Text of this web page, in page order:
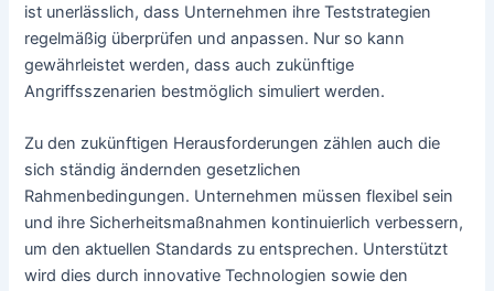
ist unerlässlich, dass Unternehmen ihre Teststrategien
regelmäßig überprüfen und anpassen. Nur so kann
gewährleistet werden, dass auch zukünftige
Angriffsszenarien bestmöglich simuliert werden.
Zu den zukünftigen Herausforderungen zählen auch die
sich ständig ändernden gesetzlichen
Rahmenbedingungen. Unternehmen müssen flexibel sein
und ihre Sicherheitsmaßnahmen kontinuierlich verbessern,
um den aktuellen Standards zu entsprechen. Unterstützt
wird dies durch innovative Technologien sowie den